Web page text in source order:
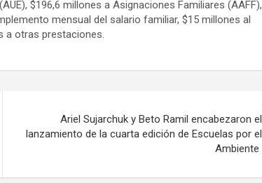
$196,6 millones a Asignaciones Familiares (AAFF),
mensual del salario familiar, $15 millones al
a otras prestaciones.
Ariel Sujarchuk y Beto Ramil encabezaron el
lanzamiento de la cuarta edición de Escuelas por el
Ambiente